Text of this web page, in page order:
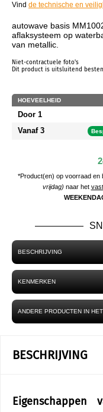
Vind de technische en
autowave basis
aflaksysteem op
van metallic.
Niet-contractuele foto's
Dit product is uitsluitend bestemd
HOEVEELHEID
Door 1
Vanaf 3
*Product(en) op voorraad en
vrijdag) naar het
BESCHRIJVING
KENMERKEN
ANDERE PRODUCTEN IN
BESCHRIJVING
Eigenschappen